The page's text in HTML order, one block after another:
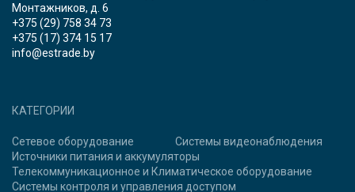
Монтажников, д. 6
+375 (29) 758 34 73
+375 (17) 374 15 17
info@estrade.by
КАТЕГОРИИ
Сетевое оборудование
Системы видеонаблюдения
Источники питания и аккумуляторы
Телекоммуникационное и Климатическое оборудование
Системы контроля и управления доступом